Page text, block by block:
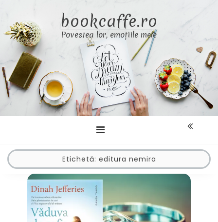
content
bookcaffe.ro
Povestea lor, emoțiile mele
Etichetă: editura nemira